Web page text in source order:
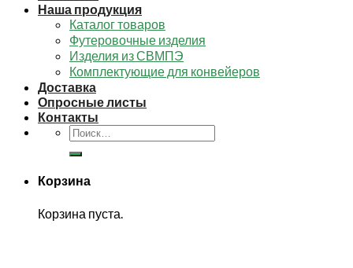
Наша продукция
Каталог товаров
Футеровочные изделия
Изделия из СВМПЭ
Комплектующие для конвейеров
Доставка
Опросные листы
Контакты
Искать:
Корзина
Корзина пуста.